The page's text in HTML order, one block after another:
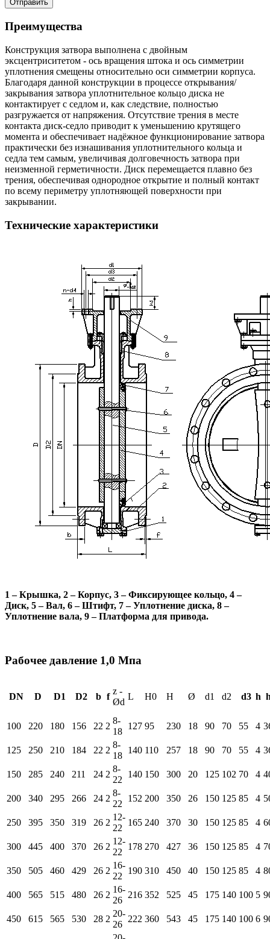
Преимущества
Конструкция затвора выполнена с двойным
эксцентриситетом - ось вращения штока и ось симметрии
уплотнения смещены относительно оси симметрии корпуса.
Благодаря данной конструкции в процессе открывания/
закрывания затвора уплотнительное кольцо диска не
контактирует с седлом и, как следствие, полностью
разгружается от напряжения. Отсутствие трения в месте
контакта диск-седло приводит к уменьшению крутящего
момента и обеспечивает надёжное функционирование затвора
практически без изнашивания уплотнительного кольца и
седла тем самым, увеличивая долговечность затвора при
неизменной герметичности. Диск перемещается плавно без
трения, обеспечивая однородное открытие и полный контакт
по всему периметру уплотняющей поверхности при
закрывании.
Технические характеристики
1 – Крышка, 2 – Корпус, 3 – Фиксирующее кольцо, 4 –
Диск, 5 – Вал, 6 – Штифт, 7 – Уплотнение диска, 8 –
Уплотнение вала, 9 – Платформа для привода.
Рабочее давление 1,0 Мпа
DN D D1 D2 b f
z -
Ød
L H0 H Ø d1 d2 d3 h
100 220 180 156 22 2
8-
18
127 95 230 18 90 70 55 4
125 250 210 184 22 2
8-
18
140 110 257 18 90 70 55 4
150 285 240 211 24 2
8-
22
140 150 300 20 125 102 70 4
200 340 295 266 24 2
8-
22
152 200 350 26 150 125 85 4
250 395 350 319 26 2
12-
22
165 240 370 30 150 125 85 4
300 445 400 370 26 2
12-
22
178 270 427 36 150 125 85 4
350 505 460 429 26 2
16-
22
190 310 450 40 150 125 85 4
400 565 515 480 26 2
16-
26
216 352 525 45 175 140 100 5
450 615 565 530 28 2
20-
26
222 360 543 45 175 140 100 6